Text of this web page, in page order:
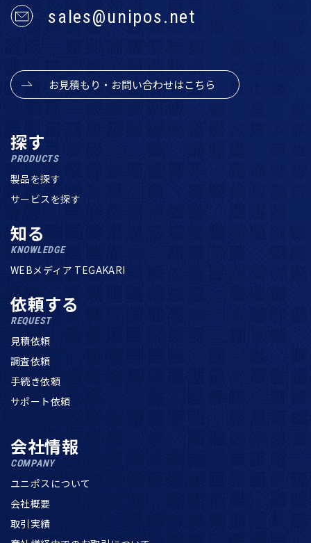
sales@unipos.net
お見積もり・お問い合わせはこちら
探す
PRODUCTS
製品を探す
サービスを探す
知る
KNOWLEDGE
WEBメディア TEGAKARI
依頼する
REQUEST
見積依頼
調査依頼
手続き依頼
サポート依頼
会社情報
COMPANY
ユニポスについて
会社概要
取引実績